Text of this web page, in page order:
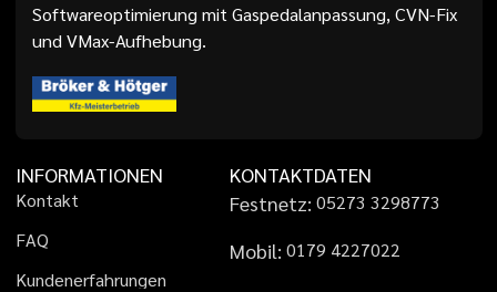
Softwareoptimierung mit Gaspedalanpassung, CVN-Fix
und VMax-Aufhebung.
INFORMATIONEN
Kontakt
FAQ
Kundenerfahrungen
KONTAKTDATEN
Festnetz: 05273 3298773
Mobil: 01 79 4227022